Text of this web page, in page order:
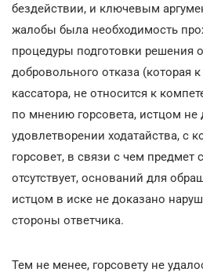
бездействии, и ключевым
жалобы была необходимость
процедуры подготовки решения
добровольного отказа (которая
кассатора, не относится к
по мнению горсовета, истцом не
удовлетворении ходатайства, с
горсовет, в связи с чем
отсутствует, оснований для
истцом в иске не доказано
стороны ответчика.
Тем не менее, горсовету не